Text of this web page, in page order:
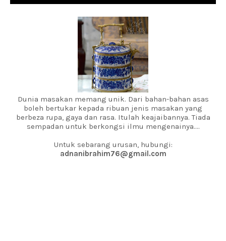
Dunia masakan memang unik. Dari bahan-bahan asas
boleh bertukar kepada ribuan jenis masakan yang
berbeza rupa, gaya dan rasa. Itulah keajaibannya. Tiada
sempadan untuk berkongsi ilmu mengenainya....
Untuk sebarang urusan, hubungi:
adnanibrahim76@gmail.com